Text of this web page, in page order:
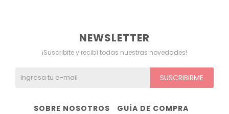
GUÍA DE COMPRA
SOBRE NOSOTROS
NEWSLETTER
¡Suscribite y recibí todas nuestras novedades!
SUSCRIBIRME